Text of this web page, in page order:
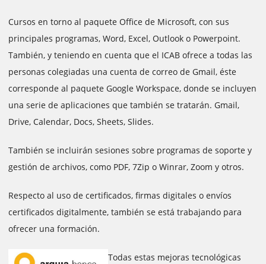
Cursos en torno al paquete Office de Microsoft, con sus
principales programas, Word, Excel, Outlook o Powerpoint.
También, y teniendo en cuenta que el ICAB ofrece a todas las
personas colegiadas una cuenta de correo de Gmail, éste
corresponde al paquete Google Workspace, donde se incluyen
una serie de aplicaciones que también se tratarán. Gmail,
Drive, Calendar, Docs, Sheets, Slides.
También se incluirán sesiones sobre programas de soporte y
gestión de archivos, como PDF, 7Zip o Winrar, Zoom y otros.
Respecto al uso de certificados, firmas digitales o envíos
certificados digitalmente, también se está trabajando para
ofrecer una formación.
Todas estas mejoras tecnológicas